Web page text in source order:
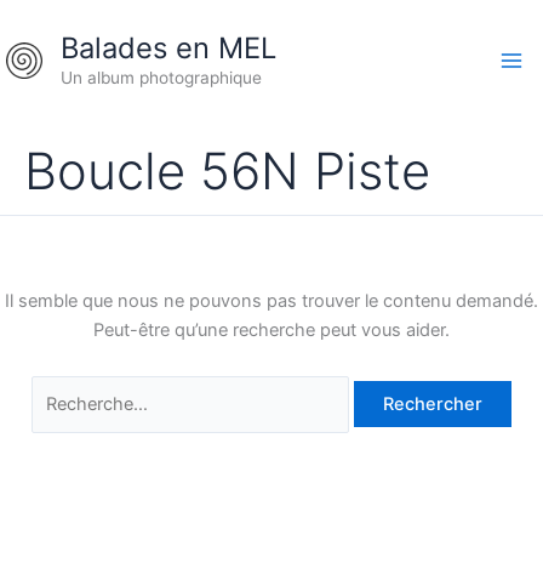
au
contenu
Balades en MEL
Un album photographique
Boucle 56N Piste
Il semble que nous ne pouvons pas trouver le contenu demandé.
Peut-être qu’une recherche peut vous aider.